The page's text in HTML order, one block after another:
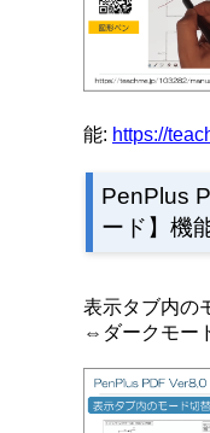
能: https://
PenPlus
ード】機
表示タブ内の
⇔ダークモー